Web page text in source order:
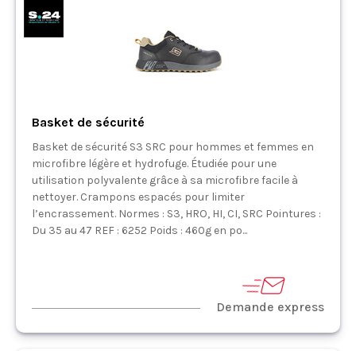
Basket de sécurité
Basket de sécurité S3 SRC pour hommes et femmes en
microfibre légère et hydrofuge. Étudiée pour une
utilisation polyvalente grâce à sa microfibre facile à
nettoyer. Crampons espacés pour limiter
l’encrassement. Normes : S3, HRO, HI, CI, SRC Pointures :
Du 35 au 47 REF : 6252 Poids : 460g en po...
Demande express